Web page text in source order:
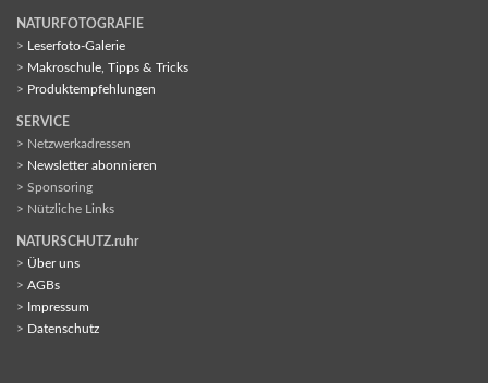
NATURFOTOGRAFIE
> Leserfoto-Galerie
> Makroschule, Tipps & Tricks
> Produktempfehlungen
SERVICE
> Netzwerkadressen
> Newsletter abonnieren
> Sponsoring
> Nützliche Links
NATURSCHUTZ.ruhr
> Über uns
> AGBs
> Impressum
> Datenschutz